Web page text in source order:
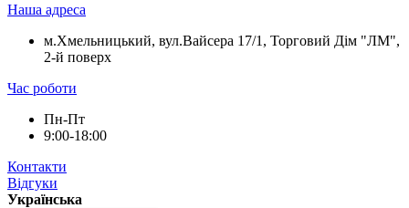
Наша адреса
м.Хмельницький, вул.Вайсера 17/1, Торговий Дім "ЛМ",
2-й поверх
Час роботи
Пн-Пт
9:00-18:00
Контакти
Відгуки
Українська